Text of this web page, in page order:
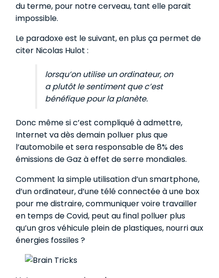
du terme, pour notre cerveau, tant elle parait
impossible.
Le paradoxe est le suivant, en plus ça permet de
citer Nicolas Hulot :
lorsqu’on utilise un ordinateur, on
a plutôt le sentiment que c’est
bénéfique pour la planète.
Donc même si c’est compliqué à admettre,
Internet va dès demain polluer plus que
l’automobile et sera responsable de 8% des
émissions de Gaz à effet de serre mondiales.
Comment la simple utilisation d’un smartphone,
d’un ordinateur, d’une télé connectée à une box
pour me distraire, communiquer voire travailler
en temps de Covid, peut au final polluer plus
qu’un gros véhicule plein de plastiques, nourri aux
énergies fossiles ?